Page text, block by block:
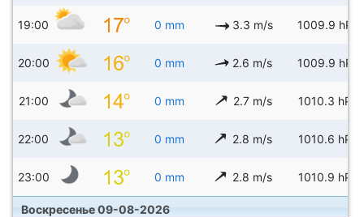
19:00 0 mm 3.3 m/s 1009.9 hPa
20:00 0 mm 2.6 m/s 1009.9 hPa
21:00 0 mm 2.7 m/s 1010.3 hPa
22:00 0 mm 2.8 m/s 1010.6 hPa
23:00 0 mm 2.8 m/s 1010.9 hPa
Воскресенье 09-08-2026